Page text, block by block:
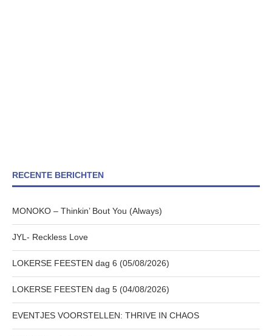
RECENTE BERICHTEN
MONOKO – Thinkin’ Bout You (Always)
JYL- Reckless Love
LOKERSE FEESTEN dag 6 (05/08/2026)
LOKERSE FEESTEN dag 5 (04/08/2026)
EVENTJES VOORSTELLEN: THRIVE IN CHAOS